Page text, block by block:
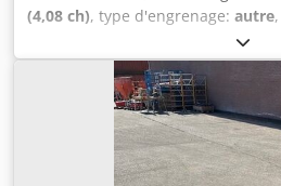
(4,08 ch), type d'engrenage: autre
, poids à vide:
immatriculation:01/2006, Année
cabine conducteur:autre
,
Bovenden, Moteur diesel Hatz !
ACCESSOIRES SANS GARANTIE,
modifications, de vente
Dcedpfx Ajxy Sw Sjnfjk